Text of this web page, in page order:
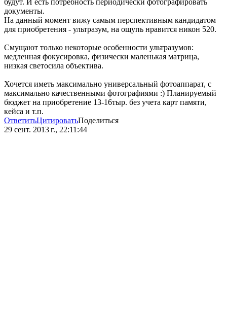
будут. И есть потребность периодически фотографировать
документы.
На данный момент вижу самым перспективным кандидатом
для приобретения - ультразум, на ощупь нравится никон 520.
Смущают только некоторые особенности ультразумов:
медленная фокусировка, физически маленькая матрица,
низкая светосила объектива.
Хочется иметь максимально универсальный фотоаппарат, с
максимально качественными фотографиями :) Планируемый
бюджет на приобретение 13-16тыр. без учета карт памяти,
кейса и т.п.
ОтветитьЦитироватьПоделиться
29 сент. 2013 г., 22:11:44